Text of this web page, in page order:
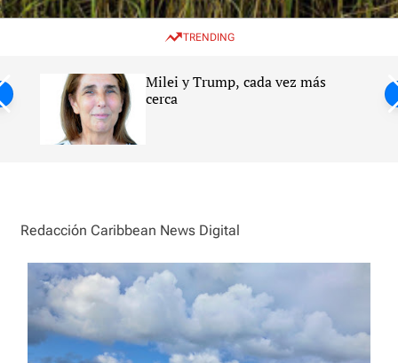
w
c
e
e
TRENDING
Milei y Trump, cada vez más
cerca
Redacción Caribbean News Digital